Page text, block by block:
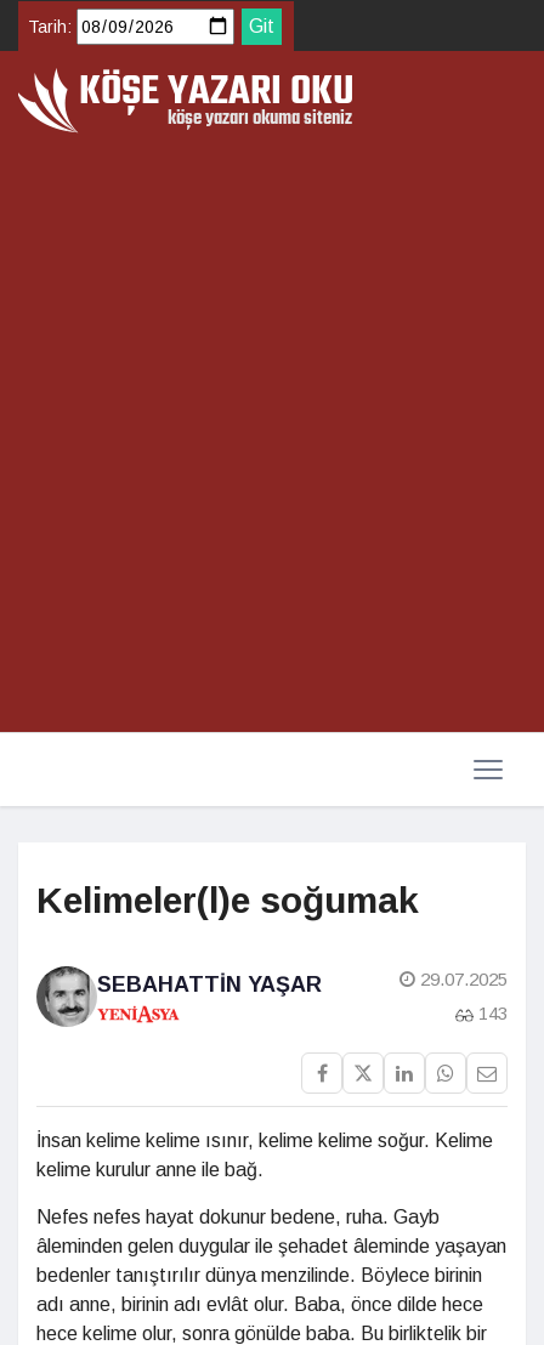
Tarih:
Kelimeler(l)e soğumak
SEBAHATTIN YAŞAR
29.07.2025
143
İnsan kelime kelime ısınır, kelime kelime soğur. Kelime
kelime kurulur anne ile bağ.
Nefes nefes hayat dokunur bedene, ruha. Gayb
âleminden gelen duygular ile şehadet âleminde yaşayan
bedenler tanıştırılır dünya menzilinde. Böylece birinin
adı anne, birinin adı evlât olur. Baba, önce dilde hece
hece kelime olur, sonra gönülde baba. Bu birliktelik bir